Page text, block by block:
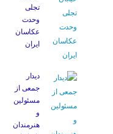
تجلی
وحدت
عکاسان
ایران
دیدار
جمعی از
مسئولین
و
هنرمندان